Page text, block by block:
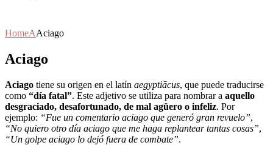
HomeAAciago
Aciago
Aciago tiene su origen en el latín aegyptiācus, que puede traducirse
como “día fatal”. Este adjetivo se utiliza para nombrar a aquello
desgraciado, desafortunado, de mal agüero o infeliz. Por
ejemplo: “Fue un comentario aciago que generó gran revuelo”,
“No quiero otro día aciago que me haga replantear tantas cosas”,
“Un golpe aciago lo dejó fuera de combate”.